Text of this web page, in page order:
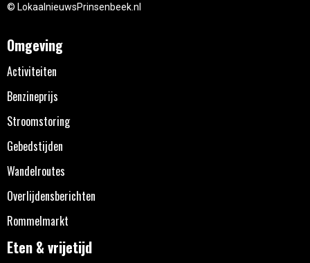
© LokaalnieuwsPrinsenbeek.nl
Omgeving
Activiteiten
Benzineprijs
Stroomstoring
Gebedstijden
Wandelroutes
Overlijdensberichten
Rommelmarkt
Eten & vrijetijd